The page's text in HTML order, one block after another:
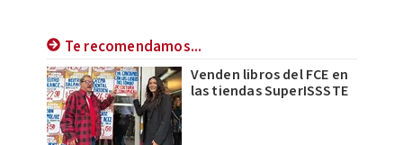
Te recomendamos...
Venden libros del FCE en
las tiendas SuperISSSTE